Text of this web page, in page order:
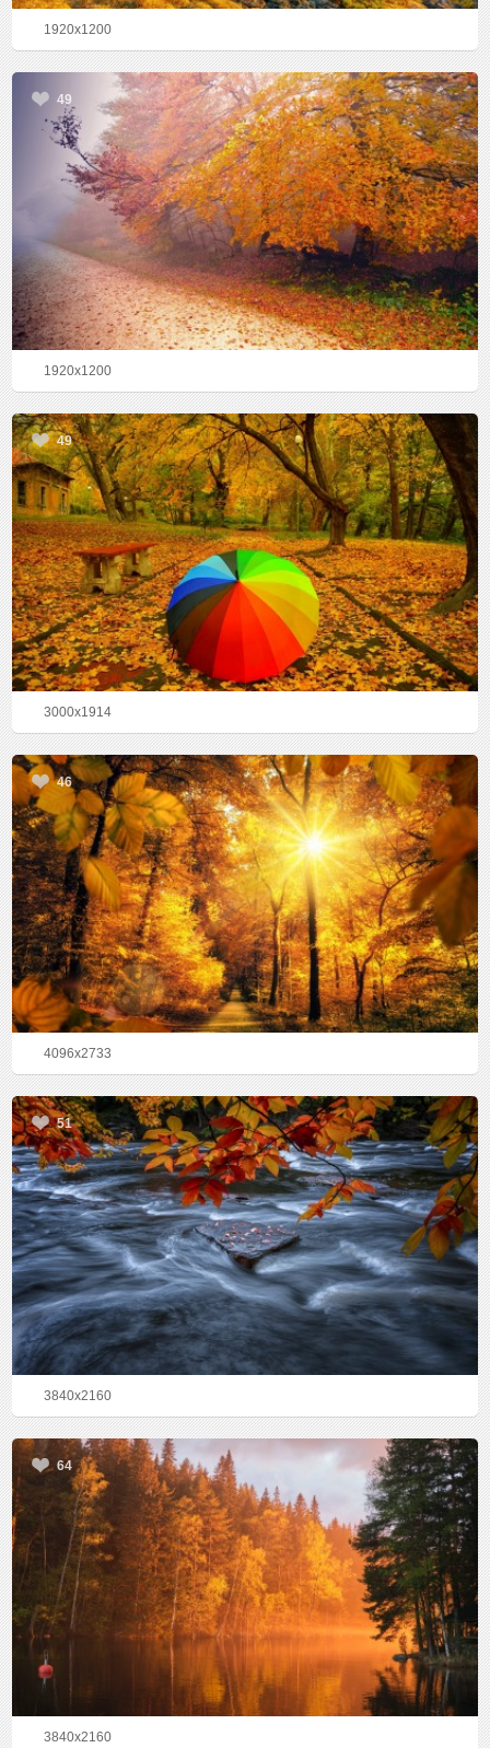
1920x1200
49
1920x1200
49
3000x1914
46
4096x2733
51
3840x2160
64
3840x2160